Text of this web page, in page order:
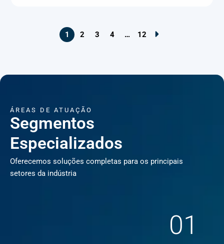
1 2 3 4 … 12
ÁREAS DE ATUAÇÃO
Segmentos
Especializados
Oferecemos soluções completas para os principais
setores da indústria
01